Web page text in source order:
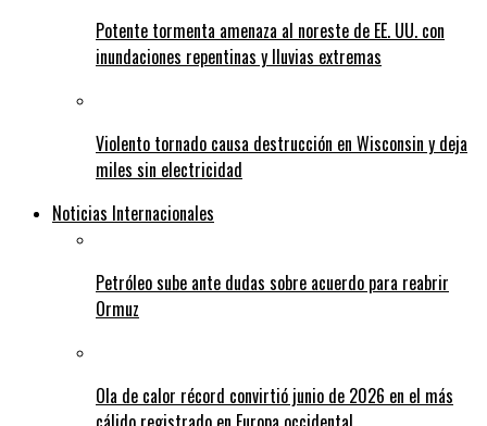
Potente tormenta amenaza al noreste de EE. UU. con
inundaciones repentinas y lluvias extremas
Violento tornado causa destrucción en Wisconsin y deja
miles sin electricidad
Noticias Internacionales
Petróleo sube ante dudas sobre acuerdo para reabrir
Ormuz
Ola de calor récord convirtió junio de 2026 en el más